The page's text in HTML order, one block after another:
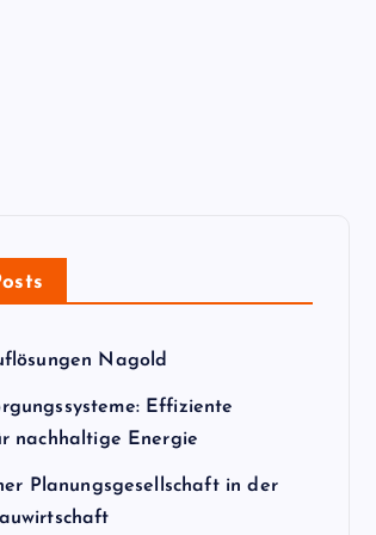
Nagold
Effiziente
nachhaltige Energie
Planungsgesellschaft in der